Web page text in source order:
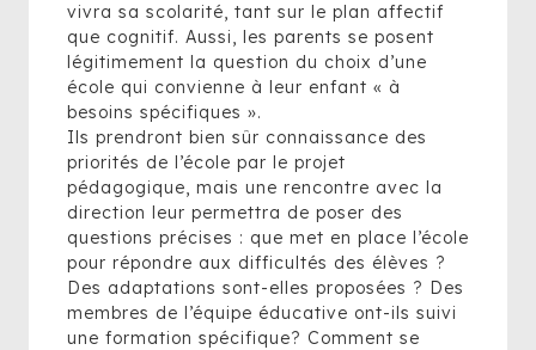
vivra sa scolarité, tant sur le plan affectif
que cognitif. Aussi, les parents se posent
légitimement la question du choix d’une
école qui convienne à leur enfant « à
besoins spécifiques ».
Ils prendront bien sûr connaissance des
priorités de l’école par le projet
pédagogique, mais une rencontre avec la
direction leur permettra de poser des
questions précises : que met en place l’école
pour répondre aux difficultés des élèves ?
Des adaptations sont-elles proposées ? Des
membres de l’équipe éducative ont-ils suivi
une formation spécifique? Comment se